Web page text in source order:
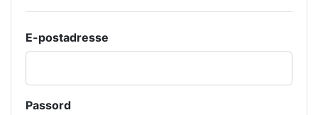
E-postadresse
Passord